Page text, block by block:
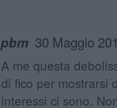
pbm 30 Maggio
A me questa
di fico per mostrarsi
interessi ci sono.